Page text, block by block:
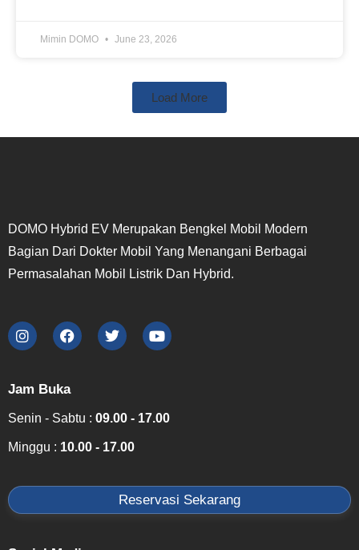
Mimin DOMO June 23, 2026
Load More
DOMO Hybrid EV Merupakan Bengkel Mobil Modern
Bagian Dari Dokter Mobil Yang Menangani Berbagai
Permasalahan Mobil Listrik Dan Hybrid.
Jam Buka
Senin - Sabtu : 09.00 - 17.00
Minggu : 10.00 - 17.00
Reservasi Sekarang